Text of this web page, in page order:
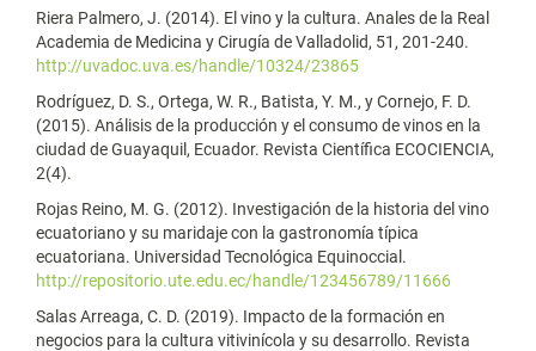
Riera Palmero, J. (2014). El vino y la cultura. Anales de la Real
Academia de Medicina y Cirugía de Valladolid, 51, 201-240.
http://uvadoc.uva.es/handle/10324/23865
Rodríguez, D. S., Ortega, W. R., Batista, Y. M., y Cornejo, F. D.
(2015). Análisis de la producción y el consumo de vinos en la
ciudad de Guayaquil, Ecuador. Revista Científica ECOCIENCIA,
2(4).
Rojas Reino, M. G. (2012). Investigación de la historia del vino
ecuatoriano y su maridaje con la gastronomía típica
ecuatoriana. Universidad Tecnológica Equinoccial.
http://repositorio.ute.edu.ec/handle/123456789/11666
Salas Arreaga, C. D. (2019). Impacto de la formación en
negocios para la cultura vitivinícola y su desarrollo. Revista